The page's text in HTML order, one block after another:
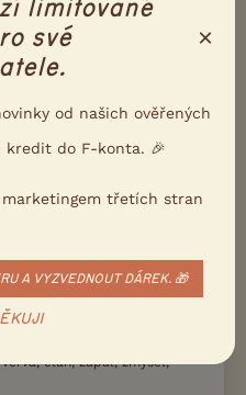
město Anička S...
elán, zápal, zmysel,
limitované
své
×
od našich ověřených
kredit do F-konta. 🎉
třetích stran
A VYZVEDNOUT DÁREK. 🎁